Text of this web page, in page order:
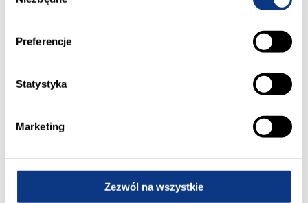
Preferencje
Statystyka
Marketing
Zezwól na wszystkie
N5 15 58,54 sprzedane
Cena mieszkania: 561